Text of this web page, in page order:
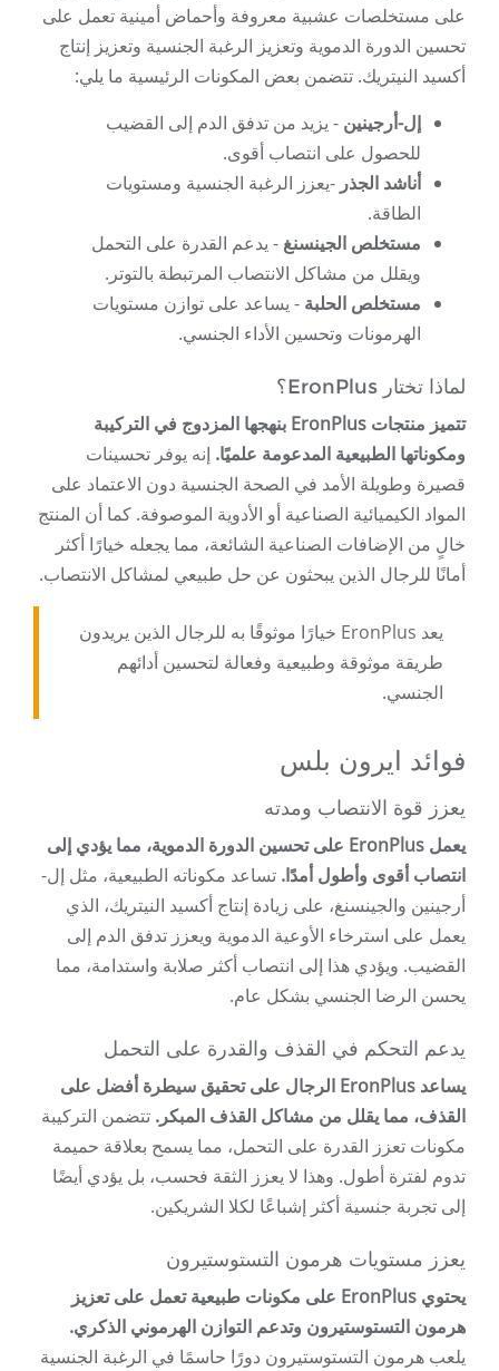
على مستخلصات عشبية معروفة وأحماض أمينية تعمل على
تحسين الدورة الدموية وتعزيز الرغبة الجنسية وتعزيز إنتاج
أكسيد النيتريك. تتضمن بعض المكونات الرئيسية ما يلي:
إل-أرجينين - يزيد من تدفق الدم إلى القضيب
للحصول على انتصاب أقوى.
أناشد الجذر -يعزز الرغبة الجنسية ومستويات
الطاقة.
مستخلص الجينسنغ - يدعم القدرة على التحمل
ويقلل من مشاكل الانتصاب المرتبطة بالتوتر.
مستخلص الحلبة - يساعد على توازن مستويات
الهرمونات وتحسين الأداء الجنسي.
لماذا تختار EronPlus؟
تتميز منتجات EronPlus بنهجها المزدوج في التركيبة
ومكوناتها الطبيعية المدعومة علميًا. إنه يوفر تحسينات
قصيرة وطويلة الأمد في الصحة الجنسية دون الاعتماد على
المواد الكيميائية الصناعية أو الأدوية الموصوفة. كما أن المنتج
خالٍ من الإضافات الصناعية الشائعة، مما يجعله خيارًا أكثر
أمانًا للرجال الذين يبحثون عن حل طبيعي لمشاكل الانتصاب.
يعد EronPlus خيارًا موثوقًا به للرجال الذين يريدون
طريقة موثوقة وطبيعية وفعالة لتحسين أدائهم
الجنسي.
فوائد ايرون بلس
يعزز قوة الانتصاب ومدته
يعمل EronPlus على تحسين الدورة الدموية، مما يؤدي إلى
انتصاب أقوى وأطول أمدًا. تساعد مكوناته الطبيعية، مثل إل-
أرجينين والجينسنغ، على زيادة إنتاج أكسيد النيتريك، الذي
يعمل على استرخاء الأوعية الدموية ويعزز تدفق الدم إلى
القضيب. ويؤدي هذا إلى انتصاب أكثر صلابة واستدامة، مما
يحسن الرضا الجنسي بشكل عام.
يدعم التحكم في القذف والقدرة على التحمل
يساعد EronPlus الرجال على تحقيق سيطرة أفضل على
القذف، مما يقلل من مشاكل القذف المبكر. تتضمن التركيبة
مكونات تعزز القدرة على التحمل، مما يسمح بعلاقة حميمة
تدوم لفترة أطول. وهذا لا يعزز الثقة فحسب، بل يؤدي أيضًا
إلى تجربة جنسية أكثر إشباعًا لكلا الشريكين.
يعزز مستويات هرمون التستوستيرون
يحتوي EronPlus على مكونات طبيعية تعمل على تعزيز
هرمون التستوستيرون وتدعم التوازن الهرموني الذكري.
يلعب هرمون التستوستيرون دورًا حاسمًا في الرغبة الجنسية